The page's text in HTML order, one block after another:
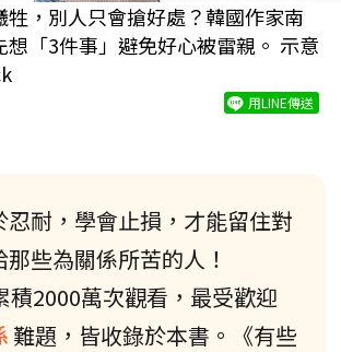
，別人只會搶好處？韓國作家南
想「3件事」避免好心被雷親。 示意
用LINE傳送
忍耐，學會止損，才能留住對
些為關係所苦的人！
積2000萬次觀看，最受歡迎
難題，皆收錄於本書。《有些